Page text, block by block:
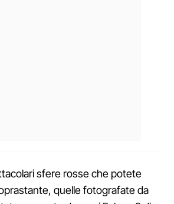
sfere rosse che potete
quelle fotografate da